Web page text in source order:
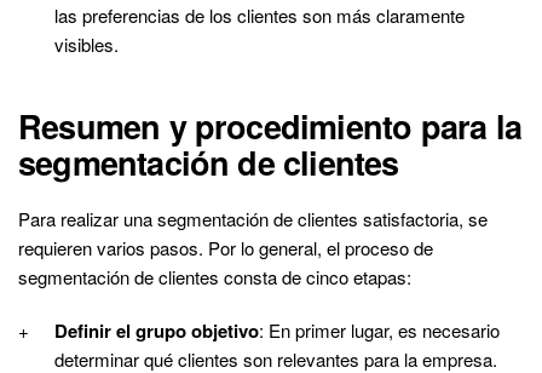
las preferencias de los clientes son más claramente
visibles.
Resumen y procedimiento para la
segmentación de clientes
Para realizar una segmentación de clientes satisfactoria, se
requieren varios pasos. Por lo general, el proceso de
segmentación de clientes consta de cinco etapas:
Definir el grupo objetivo: En primer lugar, es necesario
determinar qué clientes son relevantes para la empresa.